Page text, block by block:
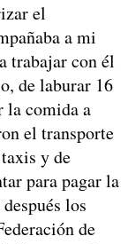
el
a mi
trabajar con él
de laburar 16
la comida a
el transporte
y de
para pagar la
los
de